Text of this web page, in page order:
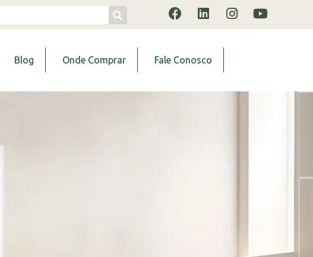
Blog Onde Comprar Fale Conosco